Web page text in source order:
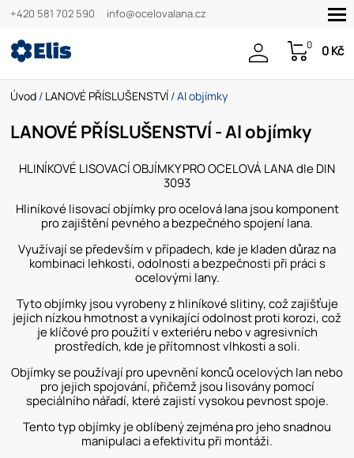
+420 581 702 590 info@ocelovalana.cz
0 0 Kč
Úvod / LANOVÉ PŘÍSLUŠENSTVÍ / Al objímky
LANOVÉ PŘÍSLUŠENSTVÍ - Al objímky
HLINÍKOVÉ LISOVACÍ OBJÍMKY PRO OCELOVÁ LANA dle DIN
3093
Hliníkové lisovací objímky pro ocelová lana jsou komponent
pro zajištění pevného a bezpečného spojení lana.
Využívají se především v případech, kde je kladen důraz na
kombinaci lehkosti, odolnosti a bezpečnosti při práci s
ocelovými lany.
Tyto objímky jsou vyrobeny z hliníkové slitiny, což zajišťuje
jejich nízkou hmotnost a vynikající odolnost proti korozi, což
je klíčové pro použití v exteriéru nebo v agresivních
prostředích, kde je přítomnost vlhkosti a soli.
Objímky se používají pro upevnění konců ocelových lan nebo
pro jejich spojování, přičemž jsou lisovány pomocí
speciálního nářadí, které zajistí vysokou pevnost spoje.
Tento typ objímky je oblíbený zejména pro jeho snadnou
manipulaci a efektivitu při montáži.